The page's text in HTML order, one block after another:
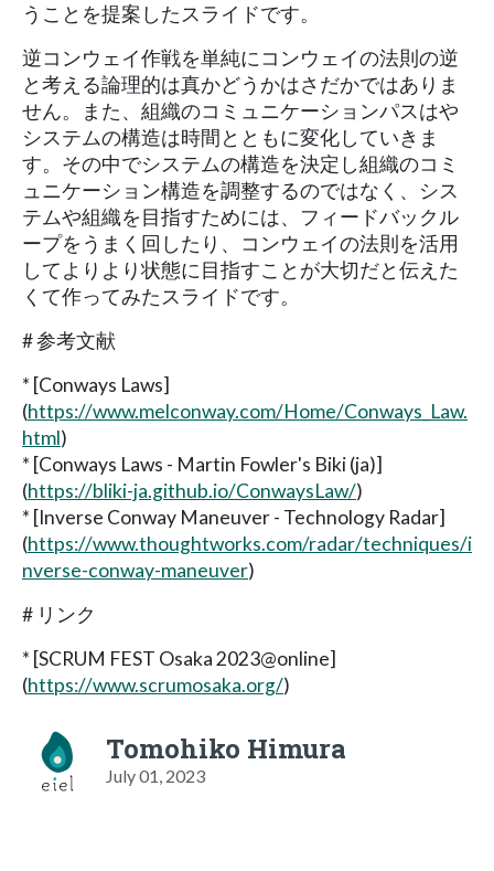
うことを提案したスライドです。
逆コンウェイ作戦を単純にコンウェイの法則の逆
と考える論理的は真かどうかはさだかではありま
せん。また、組織のコミュニケーションパスはや
システムの構造は時間とともに変化していきま
す。その中でシステムの構造を決定し組織のコミ
ュニケーション構造を調整するのではなく、シス
テムや組織を目指すためには、フィードバックル
ープをうまく回したり、コンウェイの法則を活用
してよりより状態に目指すことが大切だと伝えた
くて作ってみたスライドです。
# 参考文献
* [Conways Laws]
(https://www.melconway.com/Home/Conways_Law.
html)
* [Conways Laws - Martin Fowler's Biki (ja)]
(https://bliki-ja.github.io/ConwaysLaw/)
* [Inverse Conway Maneuver - Technology Radar]
(https://www.thoughtworks.com/radar/techniques/i
nverse-conway-maneuver)
# リンク
* [SCRUM FEST Osaka 2023@online]
(https://www.scrumosaka.org/)
Tomohiko Himura
July 01, 2023